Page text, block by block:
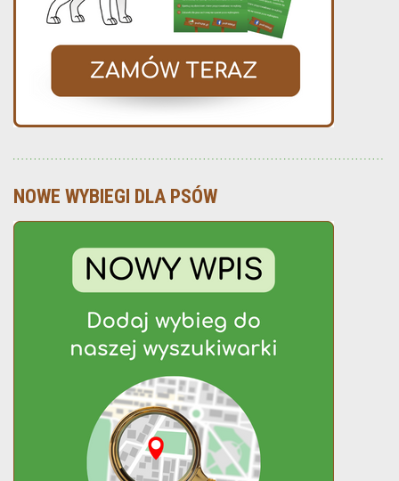
NOWE WYBIEGI DLA PSÓW